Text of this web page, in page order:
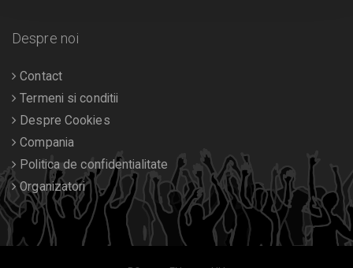
Despre noi
Contact
Termeni si conditii
Despre Cookies
Compania
Politica de confidentialitate
Organizatori